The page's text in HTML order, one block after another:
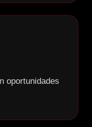
oportunidades